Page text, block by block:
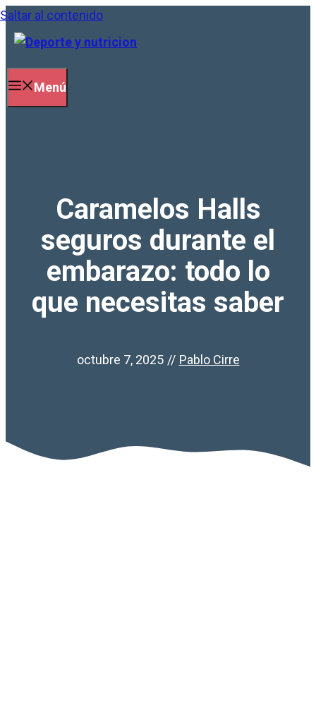
Saltar al contenido
Menú
Caramelos Halls
seguros durante el
embarazo: todo lo
que necesitas saber
octubre 7, 2025 // Pablo Cirre